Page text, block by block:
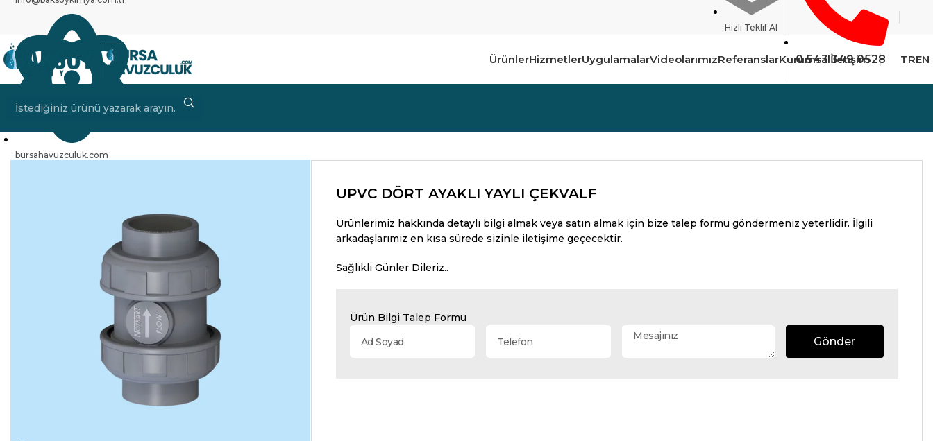
bursahavuzculuk.com
Hızlı Teklif Al
0 543 349 0528
ÜrünlerHizmetlerUygulamalarVideolarımızReferanslarKurumsalİletişim TREN
UPVC DÖRT AYAKLI YAYLI ÇEKVALF
Ürünlerimiz hakkında detaylı bilgi almak veya satın almak için bize talep formu göndermeniz yeterlidir. İlgili
arkadaşlarımız en kısa sürede sizinle iletişime geçecektir.
Sağlıklı Günler Dileriz..
Ürün Bilgi Talep Formu
Gönder